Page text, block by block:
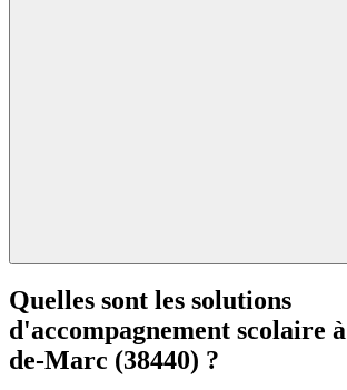
Quelles sont les solutions
d'accompagnement scolaire à
de-Marc (38440) ?